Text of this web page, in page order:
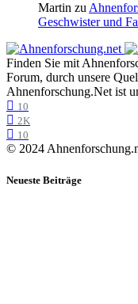
Martin zu
Geschwister und
Finden Sie mit
Forum, durch unsere
Ahnenforschung.Net ist
10
2K
10
© 2024
Neueste Beiträge